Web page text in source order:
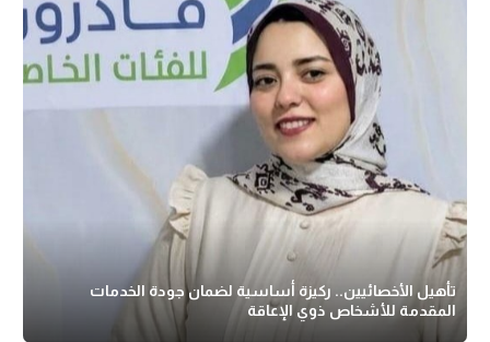
تأهيل الأخصائيين.. ركيزة أساسية لضمان جودة الخدمات
المقدمة للأشخاص ذوي الإعاقة